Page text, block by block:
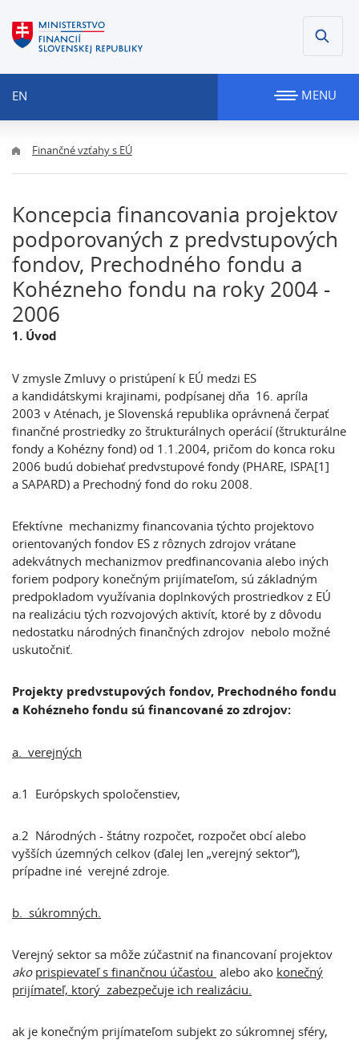
EN MENU
Finančné vzťahy s EÚ
Koncepcia financovania projektov
podporovaných z predvstupových
fondov, Prechodného fondu a
Kohézneho fondu na roky 2004 -
2006
1. Úvod
V zmysle Zmluvy o pristúpení k EÚ medzi ES
a kandidátskymi krajinami, podpísanej dňa 16. apríla
2003 v Aténach, je Slovenská republika oprávnená čerpať
finančné prostriedky zo štrukturálnych operácií (štrukturálne
fondy a Kohézny fond) od 1.1.2004, pričom do konca roku
2006 budú dobiehať predvstupové fondy (PHARE, ISPA[1]
a SAPARD) a Prechodný fond do roku 2008.
Efektívne mechanizmy financovania týchto projektovo
orientovaných fondov ES z rôznych zdrojov vrátane
adekvátnych mechanizmov predfinancovania alebo iných
foriem podpory konečným prijímateľom, sú základným
predpokladom využívania doplnkových prostriedkov z EÚ
na realizáciu tých rozvojových aktivít, ktoré by z dôvodu
nedostatku národných finančných zdrojov nebolo možné
uskutočniť.
Projekty predvstupových fondov, Prechodného fondu
a Kohézneho fondu sú financované zo zdrojov:
a. verejných
a.1 Európskych spoločenstiev,
a.2 Národných - štátny rozpočet, rozpočet obcí alebo
vyšších územných celkov (ďalej len „verejný sektor“),
prípadne iné verejné zdroje.
b. súkromných.
Verejný sektor sa môže zúčastniť na financovaní projektov
ako prispievateľ s finančnou účasťou alebo ako konečný
prijímateľ, ktorý zabezpečuje ich realizáciu.
ak je konečným prijímateľom subjekt zo súkromnej sféry,